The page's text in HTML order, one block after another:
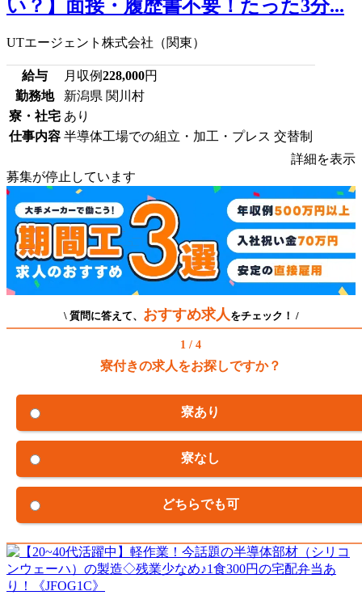
い？】面接・履歴書不要！たった3分...
UTエージェント株式会社（関東）
給与 月収例228,000円
勤務地
新潟県 関川村
寮・社宅 あり
仕事内容 半導体工場での組立・加工・プレス 交替制
詳細を表示
募集が停止しています
\ 質問に答えて、 おすすめ求人 をチェック！ /
1 / 4
寮付きの求人をお探しですか？
寮あり
寮なし
どちらでも可